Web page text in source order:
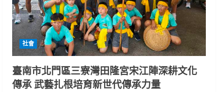
社會
臺南市北門區三寮灣田隆宮宋江陣深耕文化
傳承 武藝扎根培育新世代傳承力量